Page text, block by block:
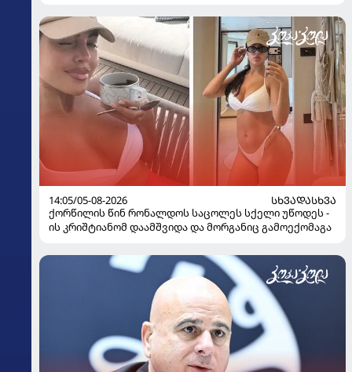
14:05/05-08-2026
ᲡᲮᲕᲐᲓᲐᲡᲮᲕᲐ
ქორწილის წინ რონალდოს საცოლეს სქელი უწოდეს -
ის კრიშტიანომ დაამშვიდა და მორგანიც გამოექომაგა